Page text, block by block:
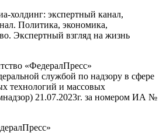
холдинг: экспертный канал,
Политика, экономика,
Экспертный взгляд на жизнь
«ФедералПресс»
службой по надзору в сфере
технологий и массовых
21.07.2023г. за номером ИА №